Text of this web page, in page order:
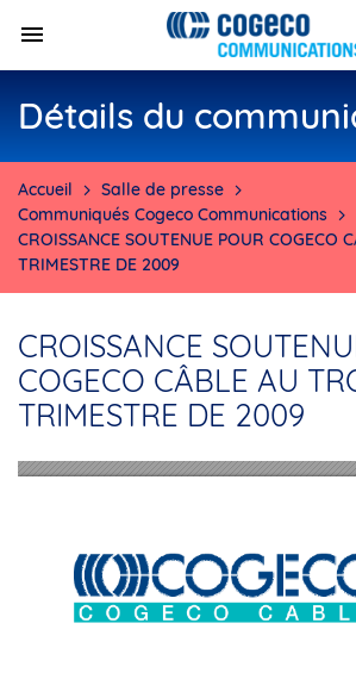
Détails du
Accueil
Salle de presse
Communiqués Cogeco Communications
CROISSANCE SOUTENUE POUR COGECO
TRIMESTRE DE 2009
CROISSANCE
COGECO CÂBLE AU
TRIMESTRE DE 2009